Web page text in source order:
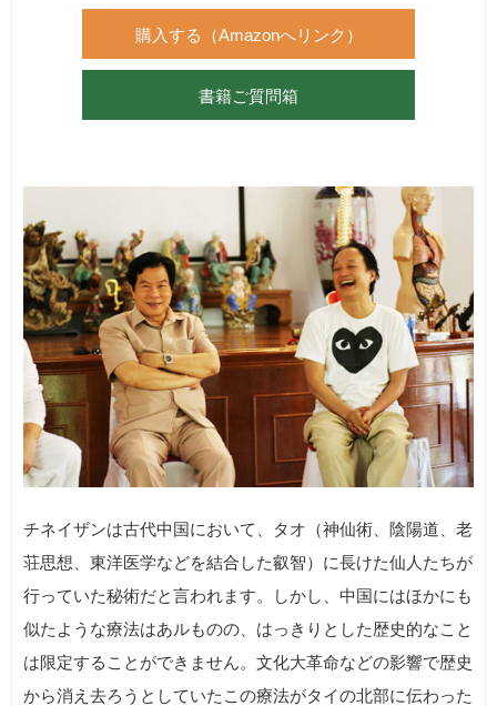
購入する（Amazonへリンク）
書籍ご質問箱
チネイザンは古代中国において、タオ（神仙術、陰陽道、老
荘思想、東洋医学などを結合した叡智）に長けた仙人たちが
行っていた秘術だと言われます。しかし、中国にはほかにも
似たような療法はあルものの、はっきりとした歴史的なこと
は限定することができません。文化大革命などの影響で歴史
から消え去ろうとしていたこの療法がタイの北部に伝わった